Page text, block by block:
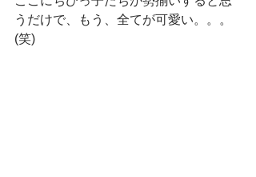
うだけで、もう、全てが可愛い。。。
(笑)